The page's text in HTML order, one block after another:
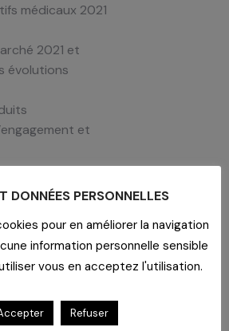
médicaux 2021
2021 et
évolutions
et
la Réunion
CAHPP,
Laurence
des risques,
DONNÉES PERSONNELLES
pour en améliorer la navigation
information personnelle sensible
vous en acceptez l'utilisation.
Refuser